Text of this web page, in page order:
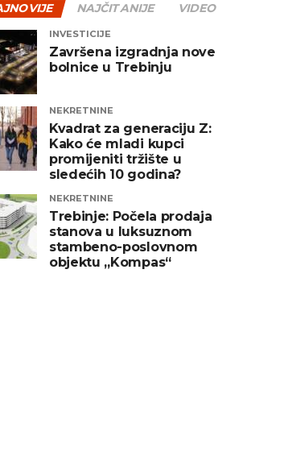
NAJČITANIJE VIDEO
INVESTICIJE
Završena izgradnja nove
bolnice u Trebinju
NEKRETNINE
Kvadrat za generaciju Z:
Kako će mladi kupci
promijeniti tržište u
sledećih 10 godina?
NEKRETNINE
Trebinje: Počela prodaja
stanova u luksuznom
stambeno-poslovnom
objektu „Kompas“